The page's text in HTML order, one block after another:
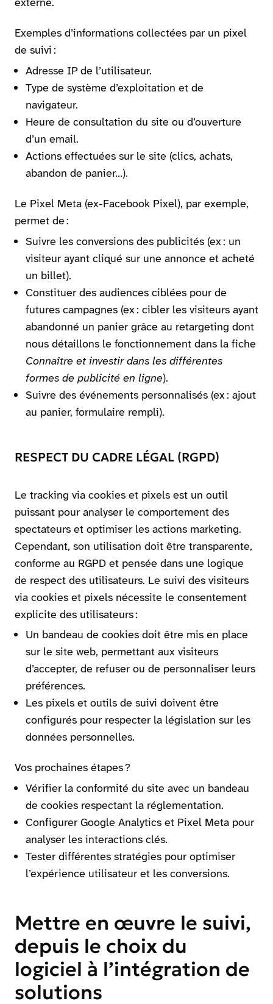
Exemples d’informations collectées par un pixel
de suivi :
Adresse IP de l’utilisateur.
Type de système d’exploitation et de
navigateur.
Heure de consultation du site ou d’ouverture
d’un email.
Actions effectuées sur le site (clics, achats,
abandon de panier…).
Le Pixel Meta (ex-Facebook Pixel), par exemple,
permet de :
Suivre les conversions des publicités (ex : un
visiteur ayant cliqué sur une annonce et acheté
un billet).
Constituer des audiences ciblées pour de
futures campagnes (ex : cibler les visiteurs ayant
abandonné un panier grâce au retargeting dont
nous détaillons le fonctionnement dans la fiche
Connaître et investir dans les différentes
formes de publicité en ligne).
Suivre des événements personnalisés (ex : ajout
au panier, formulaire rempli).
RESPECT DU CADRE LÉGAL (RGPD)
Le tracking via cookies et pixels est un outil
puissant pour analyser le comportement des
spectateurs et optimiser les actions marketing.
Cependant, son utilisation doit être transparente,
conforme au RGPD et pensée dans une logique
de respect des utilisateurs. Le suivi des visiteurs
via cookies et pixels nécessite le consentement
explicite des utilisateurs :
Un bandeau de cookies doit être mis en place
sur le site web, permettant aux visiteurs
d’accepter, de refuser ou de personnaliser leurs
préférences.
Les pixels et outils de suivi doivent être
configurés pour respecter la législation sur les
données personnelles.
Vos prochaines étapes ?
Vérifier la conformité du site avec un bandeau
de cookies respectant la réglementation.
Configurer Google Analytics et Pixel Meta pour
analyser les interactions clés.
Tester différentes stratégies pour optimiser
l’expérience utilisateur et les conversions.
Mettre en œuvre le suivi,
depuis le choix du
logiciel à l’intégration de
solutions